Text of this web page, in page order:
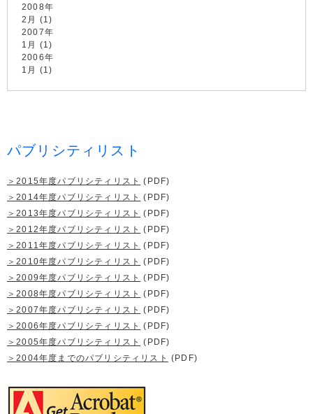
2008年
2月 (1)
2007年
1月 (1)
2006年
1月 (1)
パブリシティリスト
＞2015年度パブリシティリスト (PDF)
＞2014年度パブリシティリスト (PDF)
＞2013年度パブリシティリスト (PDF)
＞2012年度パブリシティリスト (PDF)
＞2011年度パブリシティリスト (PDF)
＞2010年度パブリシティリスト (PDF)
＞2009年度パブリシティリスト (PDF)
＞2008年度パブリシティリスト (PDF)
＞2007年度パブリシティリスト (PDF)
＞2006年度パブリシティリスト (PDF)
＞2005年度パブリシティリスト (PDF)
＞2004年度までのパブリシティリスト (PDF)